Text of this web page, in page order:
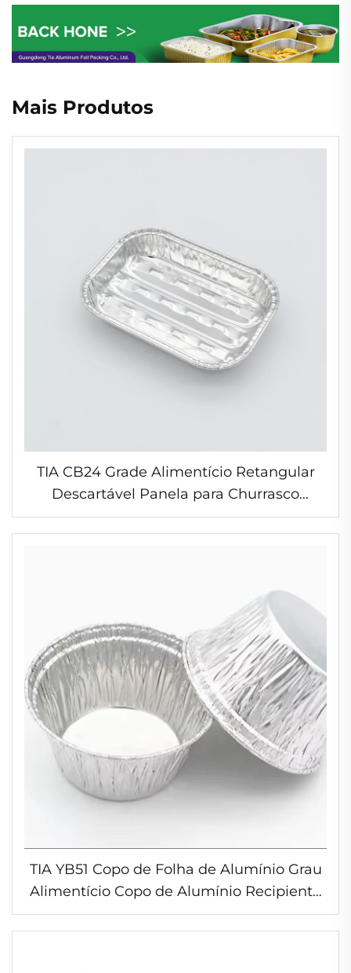
Mais Produtos
TIA CB24 Grade Alimentício Retangular
Descartável Panela para Churrasco
Bandejas Descartáveis Perfuradas em
Papel Alumínio
TIA YB51 Copo de Folha de Alumínio Grau
Alimentício Copo de Alumínio Recipiente
para Lasanha Copo de Alumínio para Bolo
à Prova de Forno